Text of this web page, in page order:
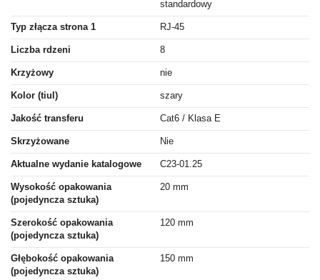
standardowy
Typ złącza strona 1 RJ-45
Liczba rdzeni 8
Krzyżowy nie
Kolor (tiul) szary
Jakość transferu Cat6 / Klasa E
Skrzyżowane Nie
Aktualne wydanie katalogowe C23-01.25
Wysokość opakowania
(pojedyncza sztuka)
20 mm
Szerokość opakowania
(pojedyncza sztuka)
120 mm
Głębokość opakowania
(pojedyncza sztuka)
150 mm